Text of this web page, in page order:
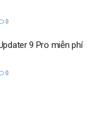
0
9 Pro miễn phí
0